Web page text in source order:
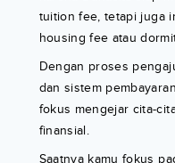
tuition fee, tetapi juga
housing fee atau
Dengan proses
dan sistem
fokus mengejar cita-
finansial.
Saatnya kamu fokus